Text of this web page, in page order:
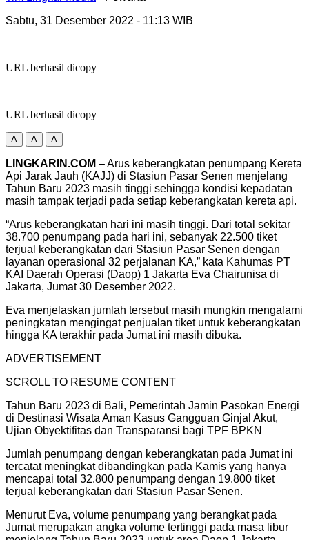
Sabtu, 31 Desember 2022 - 11:13 WIB
URL berhasil dicopy
URL berhasil dicopy
A A A
LINGKARIN.COM – Arus keberangkatan penumpang Kereta
Api Jarak Jauh (KAJJ) di Stasiun Pasar Senen menjelang
Tahun Baru 2023 masih tinggi sehingga kondisi kepadatan
masih tampak terjadi pada setiap keberangkatan kereta api.
“Arus keberangkatan hari ini masih tinggi. Dari total sekitar
38.700 penumpang pada hari ini, sebanyak 22.500 tiket
terjual keberangkatan dari Stasiun Pasar Senen dengan
layanan operasional 32 perjalanan KA,” kata Kahumas PT
KAI Daerah Operasi (Daop) 1 Jakarta Eva Chairunisa di
Jakarta, Jumat 30 Desember 2022.
Eva menjelaskan jumlah tersebut masih mungkin mengalami
peningkatan mengingat penjualan tiket untuk keberangkatan
hingga KA terakhir pada Jumat ini masih dibuka.
ADVERTISEMENT
SCROLL TO RESUME CONTENT
Tahun Baru 2023 di Bali, Pemerintah Jamin Pasokan Energi
di Destinasi Wisata Aman Kasus Gangguan Ginjal Akut,
Ujian Obyektifitas dan Transparansi bagi TPF BPKN
Jumlah penumpang dengan keberangkatan pada Jumat ini
tercatat meningkat dibandingkan pada Kamis yang hanya
mencapai total 32.800 penumpang dengan 19.800 tiket
terjual keberangkatan dari Stasiun Pasar Senen.
Menurut Eva, volume penumpang yang berangkat pada
Jumat merupakan angka volume tertinggi pada masa libur